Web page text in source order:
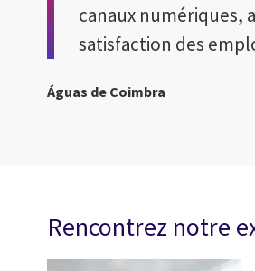
canaux numériques,
satisfaction des
Águas de Coimbra
Rencontrez notre